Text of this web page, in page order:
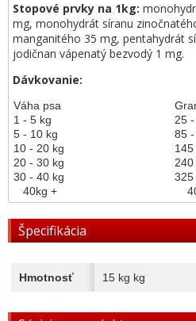
Stopové prvky na 1kg:
mg, monohydrát síranu
manganitého 35 mg, pentahydrát
jodičnan vápenatý bezvodý 1 mg.
Dávkovanie:
Váha psa
1 - 5 kg
25
5 - 10 kg
85
10 - 20 kg
20 - 30 kg
30 - 40 kg
325
40kg +
Špecifikácia
Hmotnosť 15 kg kg